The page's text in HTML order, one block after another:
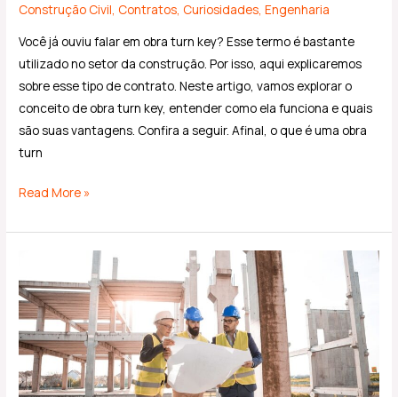
Construção Civil, Contratos, Curiosidades,Engenharia
Você já ouviu falar em obra turn key? Esse termo é bastante
utilizado no setor da construção. Por isso, aqui explicaremos
sobre esse tipo de contrato. Neste artigo, vamos explorar o
conceito de obra turn key, entender como ela funciona e quais
são suas vantagens. Confira a seguir. Afinal, o que é uma obra
turn
Read More »
é
o
papel
do
engenheiro